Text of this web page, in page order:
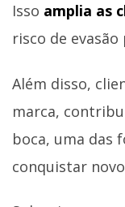
Isso amplia as
risco de
Além disso,
marca,
boca, uma das
conquistar